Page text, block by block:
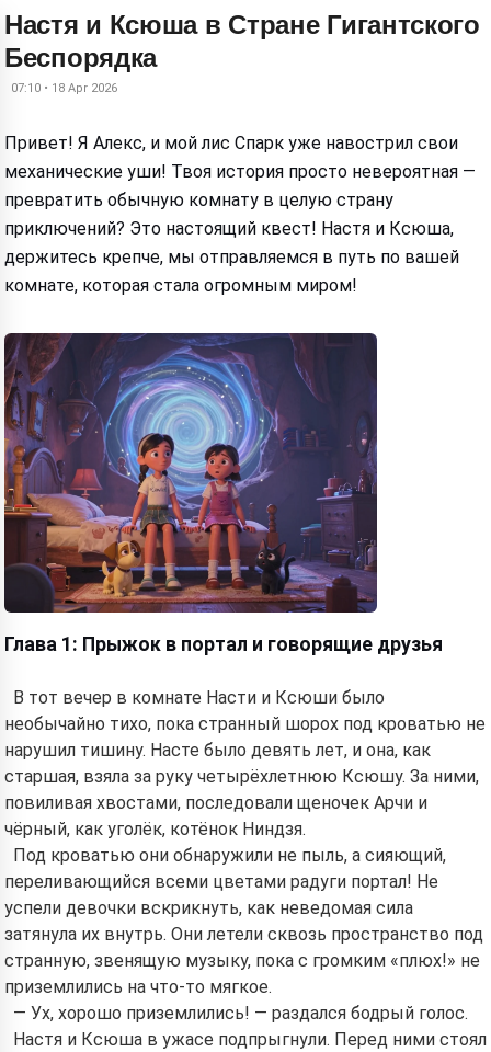
Настя и Ксюша в Стране Гигантского
Беспорядка
07:10 • 18 Apr 2026
Привет! Я Алекс, и мой лис Спарк уже навострил свои
механические уши! Твоя история просто невероятная —
превратить обычную комнату в целую страну
приключений? Это настоящий квест! Настя и Ксюша,
держитесь крепче, мы отправляемся в путь по вашей
комнате, которая стала огромным миром!
Глава 1: Прыжок в портал и говорящие друзья
В тот вечер в комнате Насти и Ксюши было
необычайно тихо, пока странный шорох под кроватью не
нарушил тишину. Насте было девять лет, и она, как
старшая, взяла за руку четырёхлетнюю Ксюшу. За ними,
повиливая хвостами, последовали щеночек Арчи и
чёрный, как уголёк, котёнок Ниндзя.
Под кроватью они обнаружили не пыль, а сияющий,
переливающийся всеми цветами радуги портал! Не
успели девочки вскрикнуть, как неведомая сила
затянула их внутрь. Они летели сквозь пространство под
странную, звенящую музыку, пока с громким «плюх!» не
приземлились на что-то мягкое.
— Ух, хорошо приземлились! — раздался бодрый голос.
Настя и Ксюша в ужасе подпрыгнули. Перед ними стоял